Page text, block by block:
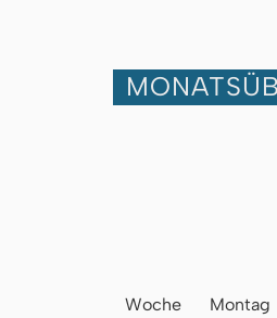
Woche Montag